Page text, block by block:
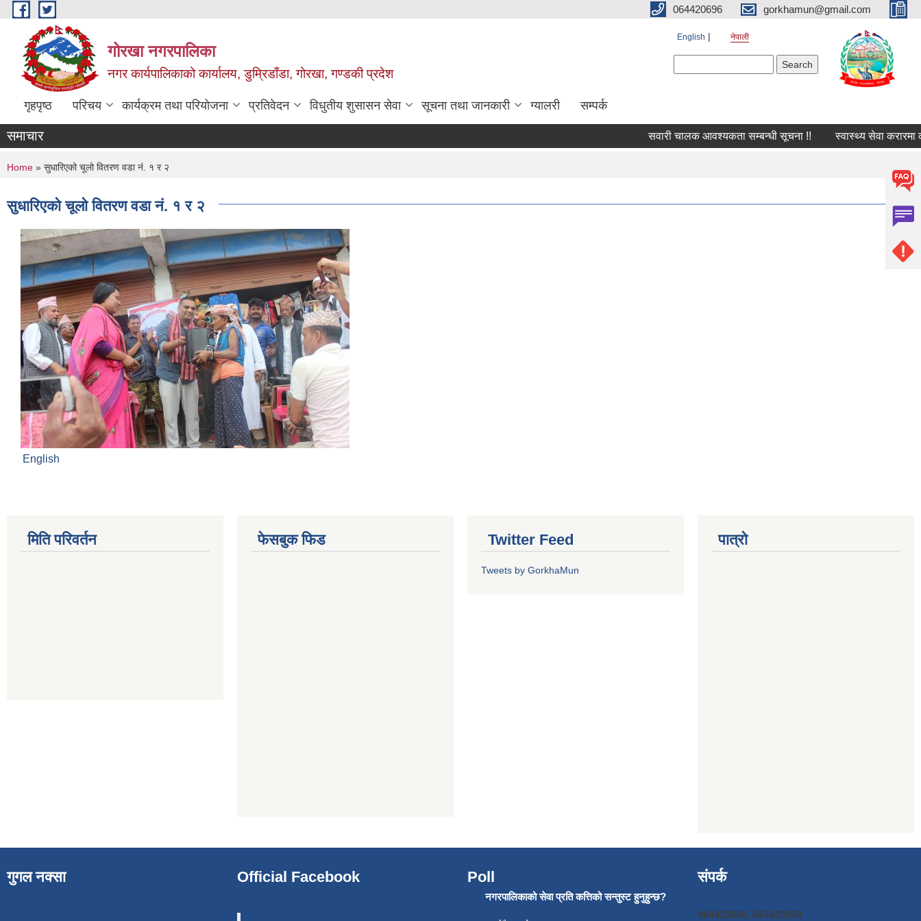
Skip to main content 064420696 gorkhamun@gmail.com
गोरखा नगरपालिका
नगर कार्यपालिकाको कार्यालय, डुम्रिडाँडा, गोरखा, गण्डकी प्रदेश
English नेपाली
गृहपृष्ठ परिचय कार्यक्रम तथा परियोजना प्रतिवेदन विधुतीय शुसासन सेवा सूचना तथा जानकारी ग्यालरी सम्पर्क
समाचार सवारी चालक आवश्यकता सम्बन्धी सूचना !! स्वास्थ्य सेवा करारमा
You are here
Home » सुधारिएको चूलो वितरण वडा नं. १ र २
सुधारिएको चूलो वितरण वडा नं. १ र २
English
मिति परिवर्तन फेसबुक फिड Twitter Feed
Tweets by GorkhaMun
पात्रो
गुगल नक्सा Official Facebook Poll
नगरपालिकाको सेवा प्रति कत्तिको सन्तुस्ट हुनुहुन्छ?
संपर्क
064420696, 064420269